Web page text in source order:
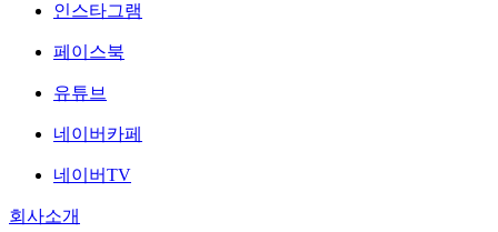
인스타그램
페이스북
유튜브
네이버카페
네이버TV
회사소개